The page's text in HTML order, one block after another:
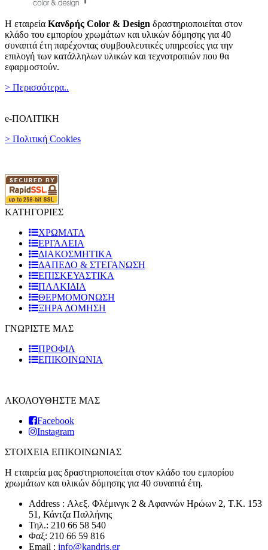
Η εταιρεία Κανδρής Color & Design δραστηριοποιείται στον
κλάδο του εμπορίου χρωμάτων και υλικών δόμησης για 40
συναπτά έτη παρέχοντας συμβουλευτικές υπηρεσίες για την
επιλογή των κατάλληλων υλικών και τεχνοτροπιών που θα
εφαρμοστούν.
> Περισσότερα..
e-ΠΟΛΙΤΙΚΗ
> Πολιτική Cookies
ΚΑΤΗΓΟΡΙΕΣ
ΧΡΩΜΑΤΑ
ΕΡΓΑΛΕΙΑ
ΔΙΑΚΟΣΜΗΤΙΚΑ
ΔΑΠΕΔΟ & ΣΤΕΓΑΝΩΣΗ
ΕΠΙΣΚΕΥΑΣΤΙΚΑ
ΠΛΑΚΙΔΙA
ΘΕΡΜΟΜΟΝΩΣΗ
ΞΗΡΑ ΔΟΜΗΣΗ
ΓΝΩΡΙΣΤΕ ΜΑΣ
ΠΡΟΦΙΛ
ΕΠΙΚΟΙΝΩΝΙΑ
ΑΚΟΛΟΥΘΗΣΤΕ ΜΑΣ
Facebook
Instagram
ΣΤΟΙΧΕΙΑ ΕΠΙΚΟΙΝΩΝΙΑΣ
Η εταιρεία μας δραστηριοποιείται στον κλάδο του εμπορίου
χρωμάτων και υλικών δόμησης για 40 συναπτά έτη.
Address : Αλεξ. Φλέμινγκ 2 & Αφαννών Ηρώων 2, T.K. 153
51, Κάντζα Παλλήνης
Τηλ.: 210 66 58 540
Φαξ: 210 66 59 816
Email : info@kandris.gr